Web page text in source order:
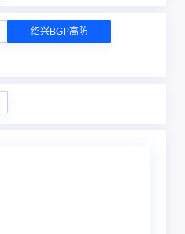
绍兴BGP高防